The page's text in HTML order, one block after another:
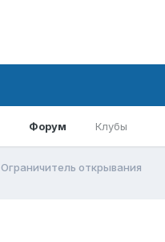
Форум Клубы
Ограничитель открывания